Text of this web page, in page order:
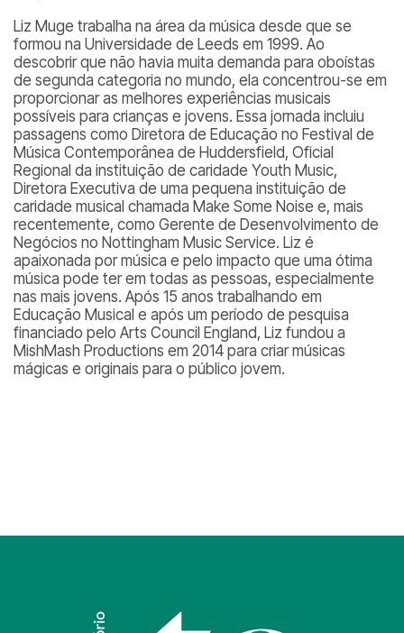
Liz Muge trabalha na área da música desde que se
formou na Universidade de Leeds em 1999. Ao
descobrir que não havia muita demanda para oboístas
de segunda categoria no mundo, ela concentrou-se em
proporcionar as melhores experiências musicais
possíveis para crianças e jovens. Essa jornada incluiu
passagens como Diretora de Educação no Festival de
Música Contemporânea de Huddersfield, Oficial
Regional da instituição de caridade Youth Music,
Diretora Executiva de uma pequena instituição de
caridade musical chamada Make Some Noise e, mais
recentemente, como Gerente de Desenvolvimento de
Negócios no Nottingham Music Service. Liz é
apaixonada por música e pelo impacto que uma ótima
música pode ter em todas as pessoas, especialmente
nas mais jovens. Após 15 anos trabalhando em
Educação Musical e após um período de pesquisa
financiado pelo Arts Council England, Liz fundou a
MishMash Productions em 2014 para criar músicas
mágicas e originais para o público jovem.